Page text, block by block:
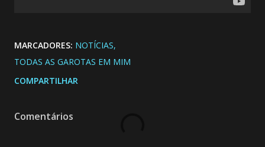
MARCADORES: NOTÍCIAS
TODAS AS GAROTAS EM MIM
COMPARTILHAR
Comentários